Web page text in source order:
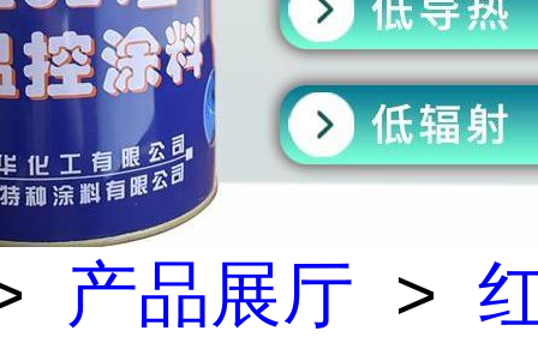
产品展厅 >